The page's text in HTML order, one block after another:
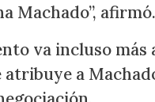
Machado”, afirmó.
va incluso
atribuye a